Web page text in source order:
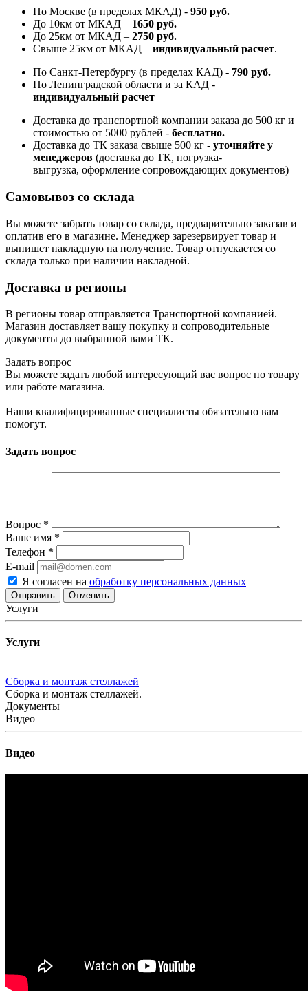
По Москве (в пределах МКАД) - 950 руб.
До 10км от МКАД – 1650 руб.
До 25км от МКАД – 2750 руб.
Свыше 25км от МКАД – индивидуальный расчет.
По Санкт-Петербургу (в пределах КАД) - 790 руб.
По Ленинградской области и за КАД -
индивидуальный расчет
Доставка до транспортной компании заказа до 500 кг и
стоимостью от 5000 рублей - бесплатно.
Доставка до ТК заказа свыше 500 кг - уточняйте у
менеджеров (доставка до ТК, погрузка-
выгрузка, оформление сопровождающих документов)
Самовывоз со склада
Вы можете забрать товар со склада, предварительно заказав и
оплатив его в магазине. Менеджер зарезервирует товар и
выпишет накладную на получение. Товар отпускается со
склада только при наличии накладной.
Доставка в регионы
В регионы товар отправляется Транспортной компанией.
Магазин доставляет вашу покупку и сопроводительные
документы до выбранной вами ТК.
Задать вопрос
Вы можете задать любой интересующий вас вопрос по товару
или работе магазина.
Наши квалифицированные специалисты обязательно вам
помогут.
Задать вопрос
Вопрос *
Ваше имя *
Телефон *
E-mail
Я согласен на обработку персональных данных
Отменить
Услуги
Услуги
Сборка и монтаж стеллажей
Сборка и монтаж стеллажей.
Документы
Видео
Видео